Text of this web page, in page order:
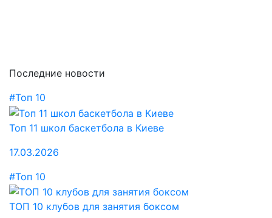
Последние новости
#Топ 10
Топ 11 школ баскетбола в Киеве
17.03.2026
#Топ 10
ТОП 10 клубов для занятия боксом